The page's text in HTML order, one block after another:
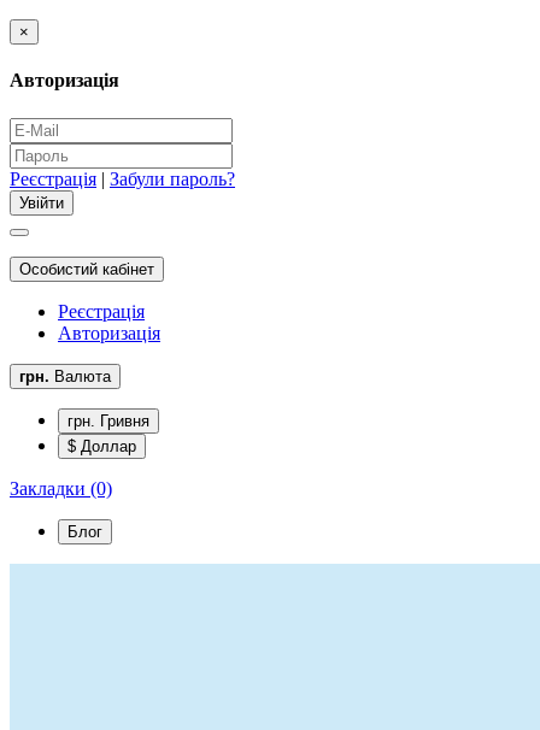
×
Авторизація
Реєстрація | Забули пароль?
Особистий кабінет
Реєстрація
Авторизація
грн. Валюта
грн. Гривня
$ Доллар
Закладки (0)
Блог